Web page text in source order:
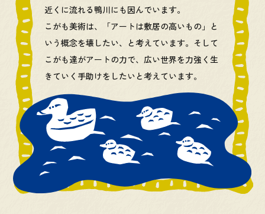
近くに流れる鴨川にも因んでいます。
こがも美術は、「アートは敷居の高いもの」と
いう概念を壊したい、と考えています。そして
こがも達がアートの力で、広い世界を力強く生
きていく手助けをしたいと考えています。